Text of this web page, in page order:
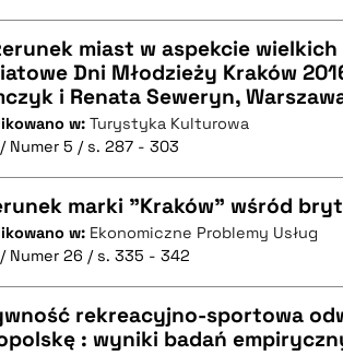
BIBTEX
CZYSTY TEKST
BIBTEX
miast w aspekcie
Dni Młodzieży Kraków
i Renata Seweryn,
w: Turystyka Kulturowa
Numer 5 / s. 287 - 303
CZYSTY TEKST
marki "Kraków" wśród
w: Ekonomiczne Problemy Usług
Numer 26 / s. 335 - 342
rekreacyjno-sportowa
: wyniki badań